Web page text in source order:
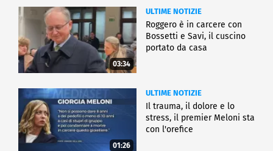
03:34
ULTIME NOTIZIE
Roggero è in carcere con
Bossetti e Savi, il cuscino
portato da casa
01:26
ULTIME NOTIZIE
Il trauma, il dolore e lo
stress, il premier Meloni sta
con l'orefice